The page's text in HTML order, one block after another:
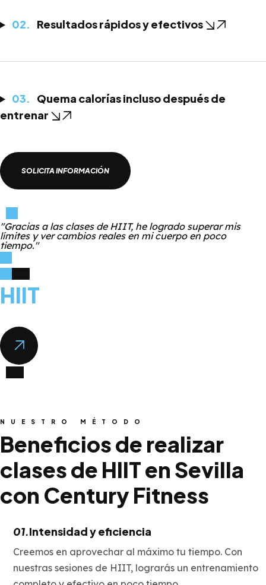
Resultados rápidos y efectivos
Quema calorías incluso después de
entrenar
SOLICITA INFORMACIÓN
"Gracias a las clases de HIIT, he logrado superar mis
límites y ver cambios reales en mi cuerpo en poco
tiempo."
HIIT
NUESTRO MÉTODO
Beneficios de realizar
clases de HIIT en Sevilla
con Century Fitness
01.Intensidad y eficiencia
Creemos en aprovechar al máximo tu tiempo. Con
nuestras sesiones de HIIT, lograrás un entrenamiento